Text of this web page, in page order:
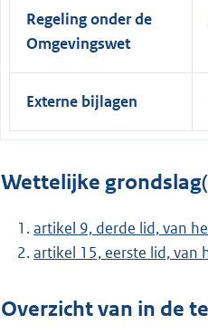
Regeling onder de
Omgevingswet
Externe bijlagen
Wettelijke
artikel 9, derde lid, van
artikel 15, eerste lid, van
Overzicht van in de